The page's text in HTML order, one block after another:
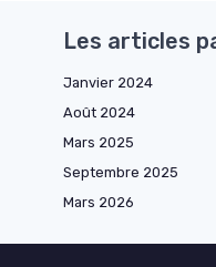
Les articles
Janvier 2024
Août 2024
Mars 2025
Septembre 2025
Mars 2026